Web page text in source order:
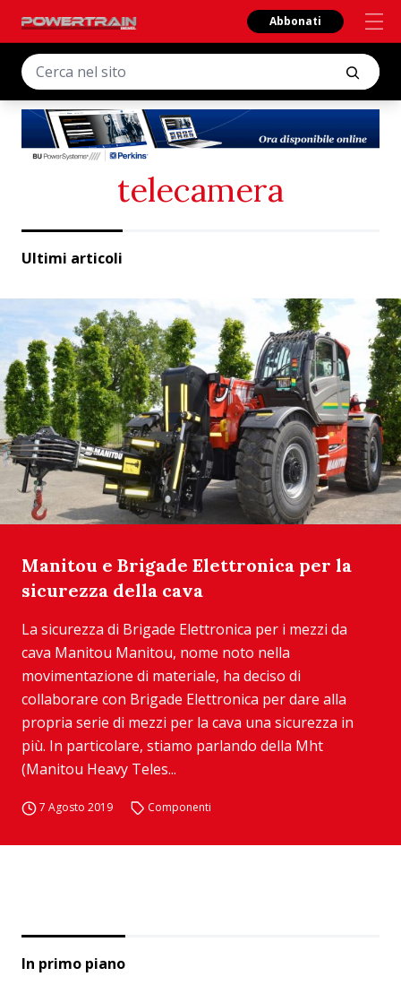
Abbonati
telecamera
Ultimi articoli
Manitou e Brigade Elettronica per la
sicurezza della cava
La sicurezza di Brigade Elettronica per i mezzi da
cava Manitou Manitou, nome noto nella
movimentazione di materiale, ha deciso di
collaborare con Brigade Elettronica per dare alla
propria serie di mezzi per la cava una sicurezza in
più. In particolare, stiamo parlando della Mht
(Manitou Heavy Teles...
7 Agosto 2019 Componenti
In primo piano